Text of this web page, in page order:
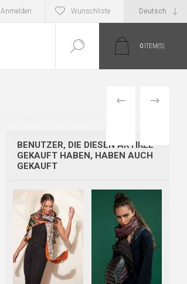
Anmelden Wunschliste
0 ITEM(S)
PREVIOUS
NEXT
BENUTZER, DIE DIESEN ARTIKEL
GEKAUFT HABEN, HABEN AUCH
GEKAUFT